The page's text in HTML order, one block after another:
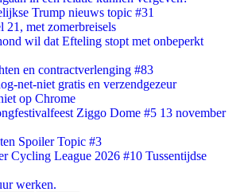
Trump nieuws topic #31
21, met zomerbreisels
wil dat Efteling stopt met onbeperkt
en contractverlenging #83
net-niet gratis en verzendgezeur
op Chrome
Ziggo Dome #5 13 november
Spoiler Topic #3
Cycling League 2026 #10 Tussentijdse
werken.